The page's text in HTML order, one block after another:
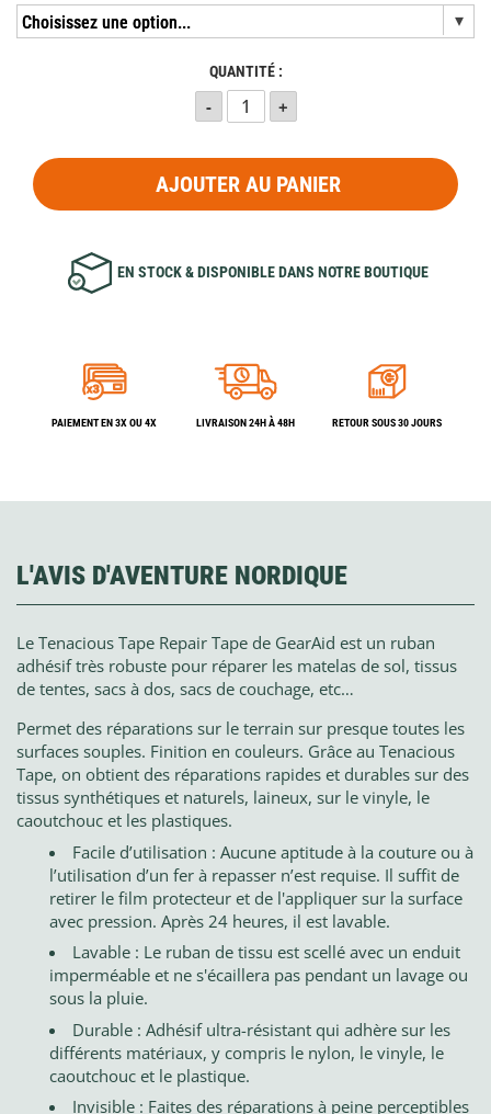
QUANTITÉ :
AJOUTER AU PANIER
EN STOCK & DISPONIBLE DANS NOTRE BOUTIQUE
PAIEMENT EN 3X OU 4X LIVRAISON 24H À 48H RETOUR SOUS 30 JOURS
L'AVIS D'AVENTURE NORDIQUE
Le Tenacious Tape Repair Tape de GearAid est un ruban
adhésif très robuste pour réparer les matelas de sol, tissus
de tentes, sacs à dos, sacs de couchage, etc…
Permet des réparations sur le terrain sur presque toutes les
surfaces souples. Finition en couleurs. Grâce au Tenacious
Tape, on obtient des réparations rapides et durables sur des
tissus synthétiques et naturels, laineux, sur le vinyle, le
caoutchouc et les plastiques.
Facile d’utilisation : Aucune aptitude à la couture ou à
l’utilisation d’un fer à repasser n’est requise. Il suffit de
retirer le film protecteur et de l'appliquer sur la surface
avec pression. Après 24 heures, il est lavable.
Lavable : Le ruban de tissu est scellé avec un enduit
imperméable et ne s'écaillera pas pendant un lavage ou
sous la pluie.
Durable : Adhésif ultra-résistant qui adhère sur les
différents matériaux, y compris le nylon, le vinyle, le
caoutchouc et le plastique.
Invisible : Faites des réparations à peine perceptibles